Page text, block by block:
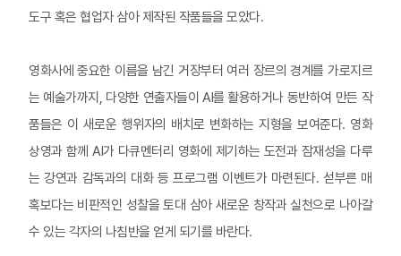
도구 혹은 협업자 삼아 제작된 작품들을 모았다.
영화사에 중요한 이름을 남긴 거장부터 여러 장르의 경계를 가로지르
는 예술가까지, 다양한 연출자들이 AI를 활용하거나 동반하여 만든 작
품들은 이 새로운 행위자의 배치로 변화하는 지형을 보여준다. 영화
상영과 함께 AI가 다큐멘터리 영화에 제기하는 도전과 잠재성을 다루
는 강연과 감독과의 대화 등 프로그램 이벤트가 마련된다. 섣부른 매
혹보다는 비판적인 성찰을 토대 삼아 새로운 창작과 실천으로 나아갈
수 있는 각자의 나침반을 얻게 되기를 바란다.